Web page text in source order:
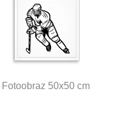
Fotoobraz 50x50 cm